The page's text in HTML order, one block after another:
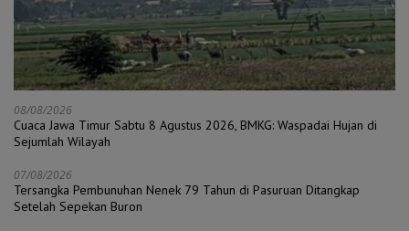
08/08/2026
Cuaca Jawa Timur Sabtu 8 Agustus 2026, BMKG: Waspadai Hujan di
Sejumlah Wilayah
07/08/2026
Tersangka Pembunuhan Nenek 79 Tahun di Pasuruan Ditangkap
Setelah Sepekan Buron